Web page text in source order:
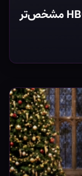
زمان پخش سریال هری پاتر در شبکه HBO مشخص‌تر